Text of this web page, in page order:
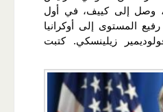
وصل إلى كييف، في أول
المستوى إلى أوكرانيا
زيلينسكي. كتبت